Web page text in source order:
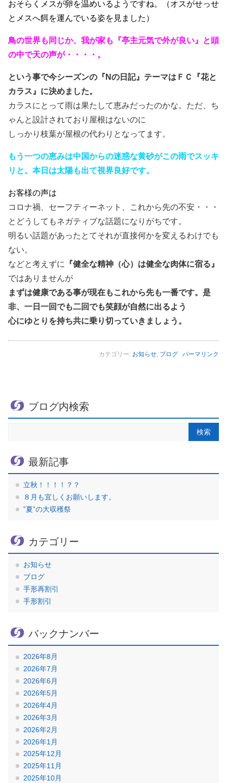
おそらくメスが卵を温めいるようですね。（オスがせっせ
とメスへ餌を運んでいる姿を見ました）
鳥の世界も同じか、我が家も『亭主元気で外が良い』と頭
の中で天の声が・・・・。
という事で今シーズンの『Nの日記』テーマはＦＣ『花と
カラス』に決めました。
カラスにとって雨は果たして恵みだったのかな。ただ、ち
ゃんと設計されており屋根はないのに
しっかり枝葉が屋根の代わりとなってます。
もう一つの恵みは中国からの迷惑な黄砂がこの雨でスッキ
リと。本日は太陽も出て視界良好です。
お客様の声は
コロナ禍、セーフティーネット、これから先の不安・・・
とどうしてもネガティブな話題になりがちです。
明るい話題があったとてそれが直接何かを変えるわけでも
ない。
などと考えずに
『健全な精神（心）は健全な肉体に宿る』
ではありませんが
まずは健康である事が現在もこれから先も一番です。是
非、一日一回でも二回でも笑顔が自然に出るよう
心にゆとりを持ち共に乗り切っていきましょう。
カテゴリー: お知らせ, ブログ パーマリンク
ブログ内検索
最新記事
立秋！！！！？？
８月も宜しくお願いします。
‟夏”の大収穫祭
カテゴリー
お知らせ
ブログ
手形再割引
手形割引
バックナンバー
2026年8月
2026年7月
2026年6月
2026年5月
2026年4月
2026年3月
2026年2月
2026年1月
2025年12月
2025年11月
2025年10月